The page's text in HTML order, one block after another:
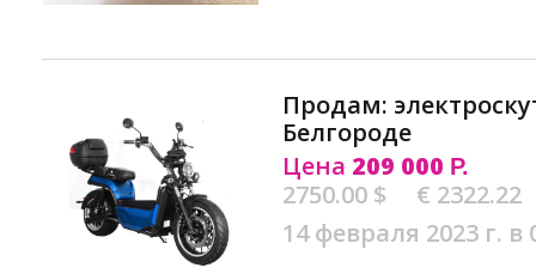
Продам:
Белгороде
Цена 209 000 Р.
2750.00 $
€ 2322.22
14 февраля 2023 г. в